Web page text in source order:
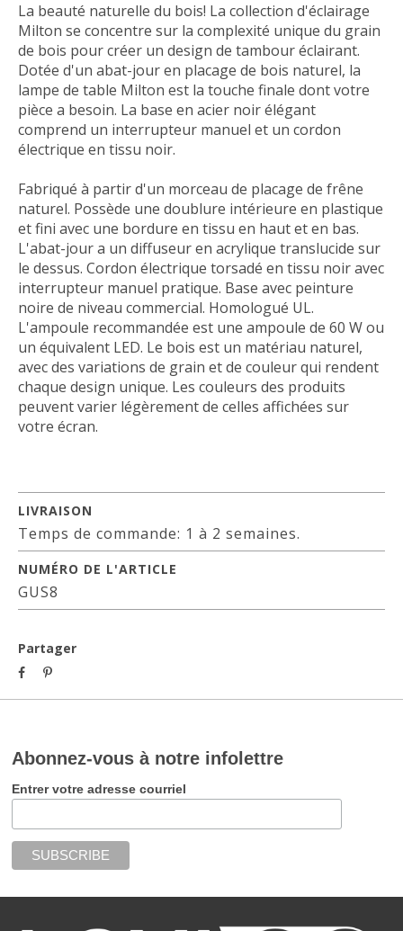
La beauté naturelle du bois! La collection d'éclairage
Milton se concentre sur la complexité unique du grain
de bois pour créer un design de tambour éclairant.
Dotée d'un abat-jour en placage de bois naturel, la
lampe de table Milton est la touche finale dont votre
pièce a besoin. La base en acier noir élégant
comprend un interrupteur manuel et un cordon
électrique en tissu noir.
Fabriqué à partir d'un morceau de placage de frêne
naturel. Possède une doublure intérieure en plastique
et fini avec une bordure en tissu en haut et en bas.
L'abat-jour a un diffuseur en acrylique translucide sur
le dessus. Cordon électrique torsadé en tissu noir avec
interrupteur manuel pratique. Base avec peinture
noire de niveau commercial. Homologué UL.
L'ampoule recommandée est une ampoule de 60 W ou
un équivalent LED. Le bois est un matériau naturel,
avec des variations de grain et de couleur qui rendent
chaque design unique. Les couleurs des produits
peuvent varier légèrement de celles affichées sur
votre écran.
LIVRAISON
Temps de commande: 1 à 2 semaines.
NUMÉRO DE L'ARTICLE
GUS8
Partager
Abonnez-vous à notre infolettre
Entrer votre adresse courriel